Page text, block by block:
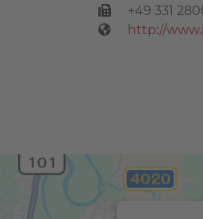
+49 331
http://